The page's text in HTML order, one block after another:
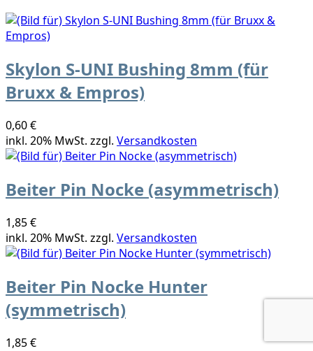
Skylon S-UNI Bushing 8mm (für
Bruxx & Empros)
0,60 €
inkl. 20% MwSt. zzgl. Versandkosten
Beiter Pin Nocke (asymmetrisch)
1,85 €
inkl. 20% MwSt. zzgl. Versandkosten
Beiter Pin Nocke Hunter
(symmetrisch)
1,85 €